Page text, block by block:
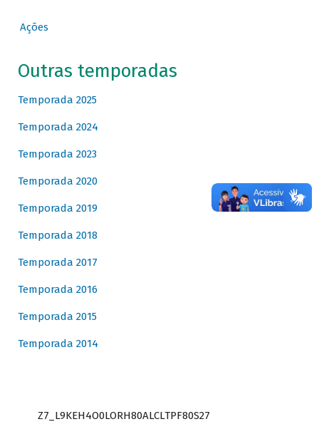
Ações
Outras temporadas
Temporada 2025
Temporada 2024
Temporada 2023
Temporada 2020
Temporada 2019
Temporada 2018
Temporada 2017
Temporada 2016
Temporada 2015
Temporada 2014
Z7_L9KEH4O0LORH80ALCLTPF80S27